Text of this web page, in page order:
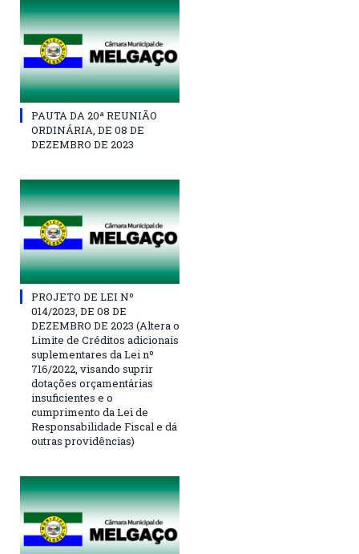
PAUTA DA 20ª REUNIÃO
ORDINÁRIA, DE 08 DE
DEZEMBRO DE 2023
PROJETO DE LEI Nº
014/2023, DE 08 DE
DEZEMBRO DE 2023 (Altera o
Limite de Créditos adicionais
suplementares da Lei nº
716/2022, visando suprir
dotações orçamentárias
insuficientes e o
cumprimento da Lei de
Responsabilidade Fiscal e dá
outras providências)